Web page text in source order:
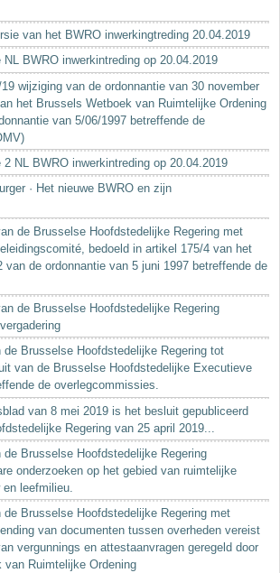
van het BWRO inwerkingtreding 20.04.2019
BWRO inwerkintreding op 20.04.2019
wijziging van de ordonnantie van 30 november
het Brussels Wetboek van Ruimtelijke Ordening
van 5/06/1997 betreffende de
NL BWRO inwerkintreding op 20.04.2019
· Het nieuwe BWRO en zijn
de Brusselse Hoofdstedelijke Regering met
bedoeld in artikel 175/4 van het
van de ordonnantie van 5 juni 1997 betreffende de
de Brusselse Hoofdstedelijke Regering
Brusselse Hoofdstedelijke Regering tot
van de Brusselse Hoofdstedelijke Executieve
de overlegcommissies.
van 8 mei 2019 is het besluit gepubliceerd
Regering van 25 april 2019...
Brusselse Hoofdstedelijke Regering
onderzoeken op het gebied van ruimtelijke
en leefmilieu.
Brusselse Hoofdstedelijke Regering met
van documenten tussen overheden vereist
vergunnings en attestaanvragen geregeld door
van Ruimtelijke Ordening